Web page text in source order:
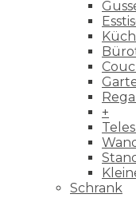
Regal
+
Schrank